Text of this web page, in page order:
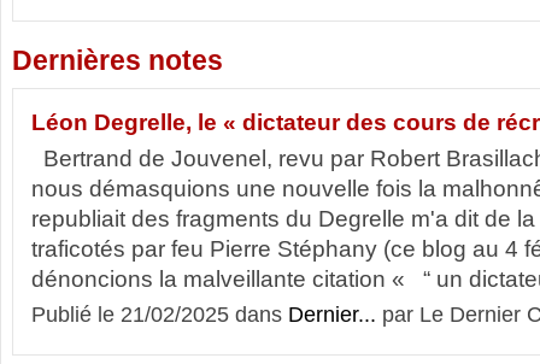
Dernières notes
Léon Degrelle, le « dictateur des cours de
Bertrand de Jouvenel, revu par Robert
nous démasquions une nouvelle fois la
republiait des fragments du Degrelle m'a dit de
traficotés par feu Pierre Stéphany (ce blog au 4
dénoncions la malveillante citation « “ un
Publié le 21/02/2025 dans Dernier... par Le Dernier